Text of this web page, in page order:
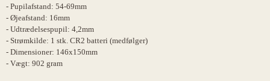
- Pupilafstand: 54-69mm
- Øjeafstand: 16mm
- Udtrædelsespupil: 4,2mm
- Strømkilde: 1 stk. CR2 batteri (medfølger)
- Dimensioner: 146x150mm
- Vægt: 902 gram